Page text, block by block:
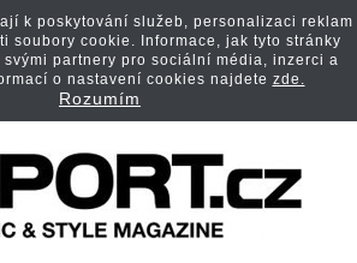
k poskytování služeb, personalizaci reklam
soubory cookie. Informace, jak tyto stránky
partnery pro sociální média, inzerci a
o nastavení cookies najdete zde.
Rozumím